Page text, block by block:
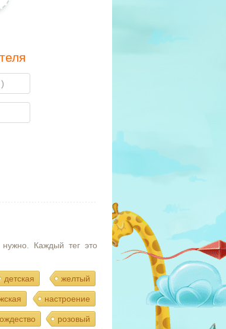
Каждый тег это
детская желтый
настроение
розовый